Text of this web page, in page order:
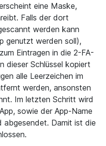
eine Maske,
Falls der dort
werden kann
genutzt werden soll),
Eintragen in die 2-FA-
dieser Schlüssel kopiert
alle Leerzeichen im
werden, ansonsten
Im letzten Schritt wird
sowie der App-Name
abgesendet. Damit ist die